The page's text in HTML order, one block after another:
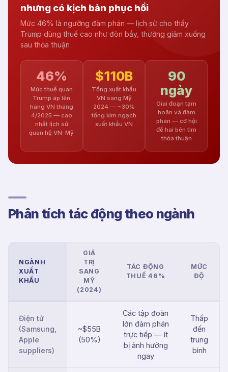
nhưng có kịch bản phục hồi
Mức 46% là ngưỡng đàm phán — lịch sử cho thấy
Trump dùng thuế cao như đòn bẩy, thường giảm xuống
sau thỏa thuận
46%
Mức thuế quan
Trump áp lên
hàng VN tháng
4/2025 — cao
nhất lịch sử
quan hệ VN-Mỹ
$110B
Tổng xuất khẩu
VN sang Mỹ
2024 — ~30%
tổng kim ngạch
xuất khẩu VN
90
ngày
Giai đoạn tạm
hoãn và đàm
phán — cơ hội
để hai bên tìm
thỏa thuận
Phân tích tác động theo ngành
NGÀNH
XUẤT
KHẨU
GIÁ
TRỊ
SANG
MỸ
(2024)
TÁC ĐỘNG
THUẾ 46%
MỨC
ĐỘ
Điện tử
(Samsung,
Apple
suppliers)
~$55B
(50%)
Các tập đoàn
lớn đàm phán
trực tiếp — ít
bị ảnh hưởng
ngay
Thấp
đến
trung
bình